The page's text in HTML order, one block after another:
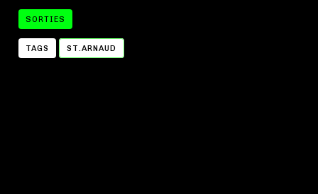
SORTIES
TAGS ST.ARNAUD